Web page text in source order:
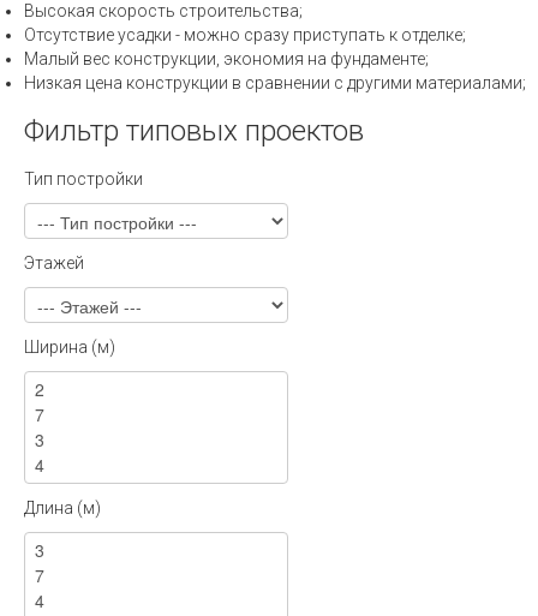
Высокая скорость строительства;
Отсутствие усадки - можно сразу приступать к отделке;
Малый вес конструкции, экономия на фундаменте;
Низкая цена конструкции в сравнении с другими материалами;
Фильтр типовых проектов
Тип постройки
Этажей
Ширина (м)
Длина (м)